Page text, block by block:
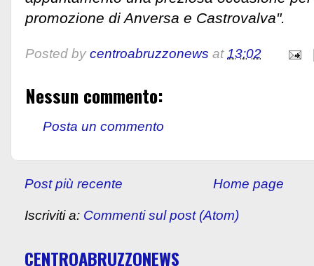
promozione di Anversa e Castrovalva".
Posted by centroabruzzonews at13:02
Nessun commento:
Posta un commento
Post più recente Home page
Iscriviti a: Commenti sul post (Atom)
CENTROABRUZZONEWS